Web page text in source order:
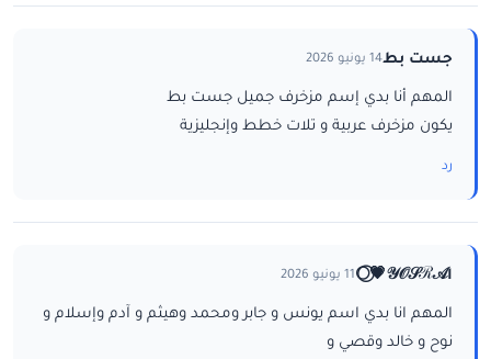
جست بط14 يونيو 2026
المهم أنا بدي إسم مزخرف جميل جست بط
يكون مزخرف عربية و تلات خطط وإنجليزية
رد
ا𝒴𝒪𝒮ℛ𝒜💗⃝🌕 11 يونيو 2026
المهم انا بدي اسم يونس و جابر ومحمد وهيثم و آدم وإسلام و
نوح و خالد وقصي و